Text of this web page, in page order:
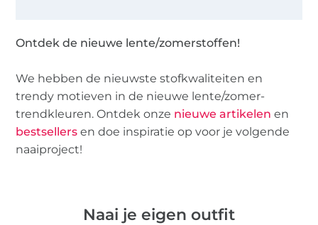
Ontdek de nieuwe lente/zomerstoffen!
We hebben de nieuwste stofkwaliteiten en
trendy motieven in de nieuwe lente/zomer-
trendkleuren. Ontdek onze nieuwe artikelen en
bestsellers en doe inspiratie op voor je volgende
naaiproject!
Naai je eigen outfit